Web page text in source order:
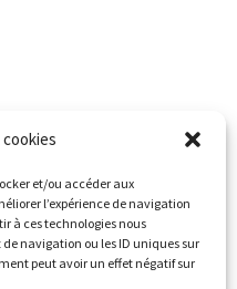
et/ou accéder aux
l’expérience de navigation
à ces technologies nous
navigation ou les ID uniques sur
peut avoir un effet négatif sur